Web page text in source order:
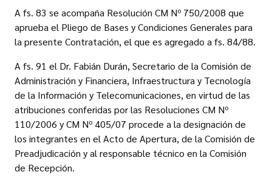
A fs. 83 se acompaña Resolución CM Nº 750/2008 que
aprueba el Pliego de Bases y Condiciones Generales para
la presente Contratación, el que es agregado a fs. 84/88.
A fs. 91 el Dr. Fabián Durán, Secretario de la Comisión de
Administración y Financiera, Infraestructura y Tecnología
de la Información y Telecomunicaciones, en virtud de las
atribuciones conferidas por las Resoluciones CM Nº
110/2006 y CM Nº 405/07 procede a la designación de
los integrantes en el Acto de Apertura, de la Comisión de
Preadjudicación y al responsable técnico en la Comisión
de Recepción.